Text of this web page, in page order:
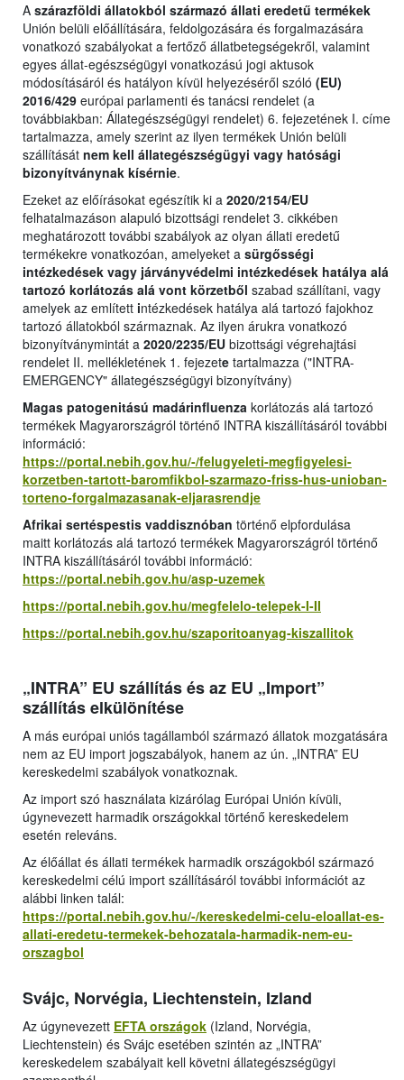
A szárazföldi állatokból származó állati eredetű termékek
Unión belüli előállítására, feldolgozására és forgalmazására
vonatkozó szabályokat a fertőző állatbetegségekről, valamint
egyes állat-egészségügyi vonatkozású jogi aktusok
módosításáról és hatályon kívül helyezéséről szóló (EU)
2016/429 európai parlamenti és tanácsi rendelet (a
továbbiakban: Állategészségügyi rendelet) 6. fejezetének I. címe
tartalmazza, amely szerint az ilyen termékek Unión belüli
szállítását nem kell állategészségügyi vagy hatósági
bizonyítványnak kísérnie.
Ezeket az előírásokat egészítik ki a 2020/2154/EU
felhatalmazáson alapuló bizottsági rendelet 3. cikkében
meghatározott további szabályok az olyan állati eredetű
termékekre vonatkozóan, amelyeket a sürgősségi
intézkedések vagy járványvédelmi intézkedések hatálya alá
tartozó korlátozás alá vont körzetből szabad szállítani, vagy
amelyek az említett intézkedések hatálya alá tartozó fajokhoz
tartozó állatokból származnak. Az ilyen árukra vonatkozó
bizonyítványmintát a 2020/2235/EU bizottsági végrehajtási
rendelet II. mellékletének 1. fejezete tartalmazza ("INTRA-
EMERGENCY" állategészségügyi bizonyítvány)
Magas patogenitású madárinfluenza korlátozás alá tartozó
termékek Magyarországról történő INTRA kiszállításáról további
információ:
https://portal.nebih.gov.hu/-/felugyeleti-megfigyelesi-
korzetben-tartott-baromfikbol-szarmazo-friss-hus-unioban-
torteno-forgalmazasanak-eljarasrendje
Afrikai sertéspestis vaddisznóban történő elpfordulása
maitt korlátozás alá tartozó termékek Magyarországról történő
INTRA kiszállításáról további információ:
https://portal.nebih.gov.hu/asp-uzemek
https://portal.nebih.gov.hu/megfelelo-telepek-I-II
https://portal.nebih.gov.hu/szaporitoanyag-kiszallitok
„INTRA” EU szállítás és az EU „Import”
szállítás elkülönítése
A más európai uniós tagállamból származó állatok mozgatására
nem az EU import jogszabályok, hanem az ún. „INTRA” EU
kereskedelmi szabályok vonatkoznak.
Az import szó használata kizárólag Európai Unión kívüli,
úgynevezett harmadik országokkal történő kereskedelem
esetén releváns.
Az élőállat és állati termékek harmadik országokból származó
kereskedelmi célú import szállításáról további információt az
alábbi linken talál:
https://portal.nebih.gov.hu/-/kereskedelmi-celu-eloallat-es-
allati-eredetu-termekek-behozatala-harmadik-nem-eu-
orszagbol
Svájc, Norvégia, Liechtenstein, Izland
Az úgynevezett EFTA országok (Izland, Norvégia,
Liechtenstein) és Svájc esetében szintén az „INTRA”
kereskedelem szabályait kell követni állategészségügyi